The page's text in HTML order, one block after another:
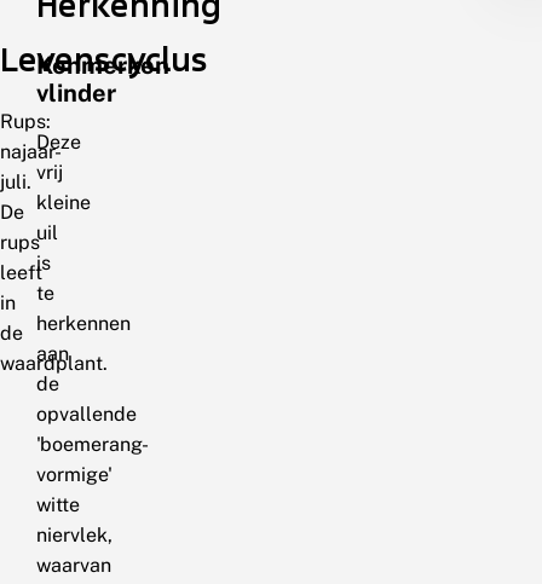
Levenscyclus
Rups:
najaar-
juli.
De
rups
leeft
in
de
waardplant.
Kenmerken
vlinder
Deze
vrij
kleine
uil
is
te
herkennen
aan
de
opvallende
'boemerang-
vormige'
witte
niervlek,
waarvan